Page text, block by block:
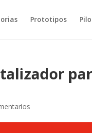
Prototipos